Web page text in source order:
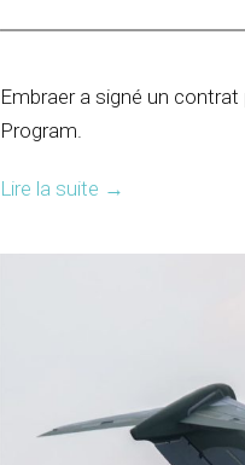
Embraer a signé un
Program.
Lire la suite →